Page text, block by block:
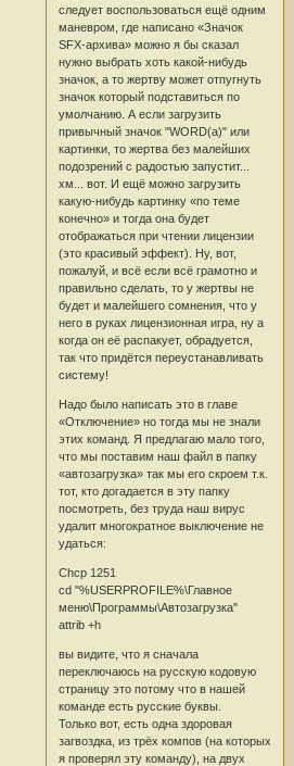
следует воспользоваться ещё одним
маневром, где написано «Значок
SFX-архива» можно я бы сказал
нужно выбрать хоть какой-нибудь
значок, а то жертву может отпугнуть
значок который подставиться по
умолчанию. А если загрузить
привычный значок "WORD(а)" или
картинки, то жертва без малейших
подозрений с радостью запустит...
хм... вот. И ещё можно загрузить
какую-нибудь картинку «по теме
конечно» и тогда она будет
отображаться при чтении лицензии
(это красивый эффект). Ну, вот,
пожалуй, и всё если всё грамотно и
правильно сделать, то у жертвы не
будет и малейшего сомнения, что у
него в руках лицензионная игра, ну а
когда он её распакует, обрадуется,
так что придётся переустанавливать
систему!
Надо было написать это в главе
«Отключение» но тогда мы не знали
этих команд. Я предлагаю мало того,
что мы поставим наш файл в папку
«автозагрузка» так мы его скроем т.к.
тот, кто догадается в эту папку
посмотреть, без труда наш вирус
удалит многократное выключение не
удаться:
Chcp 1251
cd "%USERPROFILE%\Главное
меню\Программы\Автозагрузка"
attrib +h
вы видите, что я сначала
переключаюсь на русскую кодовую
страницу это потому что в нашей
команде есть русские буквы.
Только вот, есть одна здоровая
загвоздка, из трёх компов (на которых
я проверял эту команду), на двух